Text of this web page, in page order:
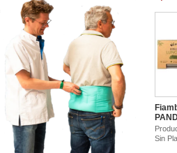
Sin